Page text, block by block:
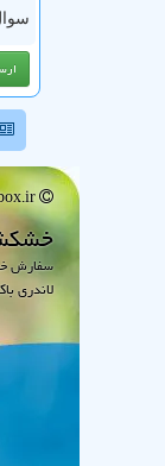
laundrybox.ir - حقوق مادی و معنوی سایت خشكشوئی آنلاین محفوظ است : 1395~1405
سفارش
لاندری